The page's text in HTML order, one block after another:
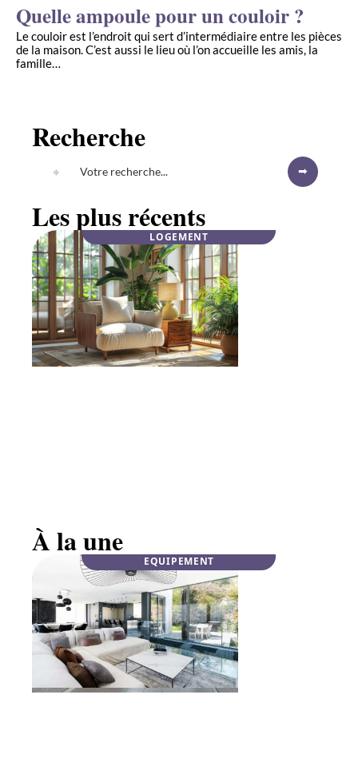
Quelle ampoule pour un couloir ?
Le couloir est l’endroit qui sert d’intermédiaire entre les pièces
de la maison. C’est aussi le lieu où l’on accueille les amis, la
famille
Recherche
Les plus récents
LOGEMENT
INFOS
À la une
EQUIPEMENT